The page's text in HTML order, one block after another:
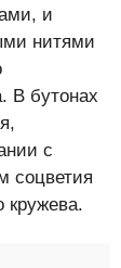
и
нитями
В бутонах
с
соцветия